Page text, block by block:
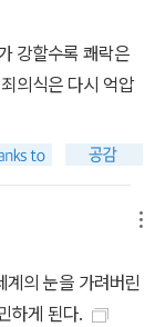
강할수록 쾌락은
의식은 다시 억압
의 눈을 가려버린
하게 된다.